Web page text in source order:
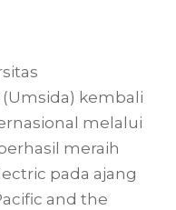
kembali
melalui
meraih
pada ajang
and the